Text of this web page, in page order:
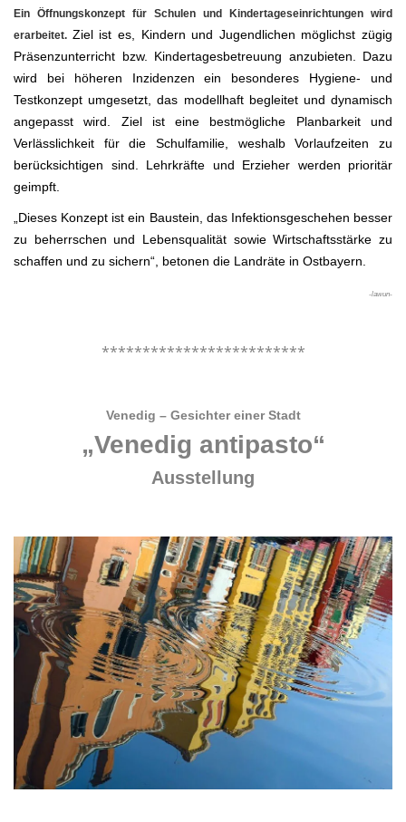
Ein Öffnungskonzept für Schulen und Kindertageseinrichtungen wird
erarbeitet. Ziel ist es, Kindern und Jugendlichen möglichst zügig
Präsenzunterricht bzw. Kindertagesbetreuung anzubieten. Dazu
wird bei höheren Inzidenzen ein besonderes Hygiene- und
Testkonzept umgesetzt, das modellhaft begleitet und dynamisch
angepasst wird. Ziel ist eine bestmögliche Planbarkeit und
Verlässlichkeit für die Schulfamilie, weshalb Vorlaufzeiten zu
berücksichtigen sind. Lehrkräfte und Erzieher werden prioritär
geimpft.
„Dieses Konzept ist ein Baustein, das Infektionsgeschehen besser
zu beherrschen und Lebensqualität sowie Wirtschaftsstärke zu
schaffen und zu sichern“, betonen die Landräte in Ostbayern.
-lawun-
*************************
Venedig – Gesichter einer Stadt
„Venedig antipasto“
Ausstellung